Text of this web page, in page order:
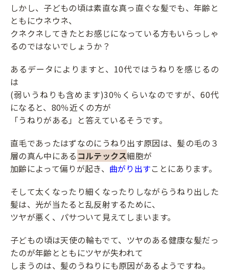
しかし、子どもの頃は素直な真っ直ぐな髪でも、年齢と
ともにウネウネ、
クネクネしてきたとお感じになっている方もいらっしゃ
るのではないでしょうか？
あるデータによりますと、10代ではうねりを感じるの
は
(弱いうねりも含めます)30％くらいなのですが、60代
になると、80％近くの方が
「うねりがある」と答えているそうです。
直毛であったはずなのにうねり出す原因は、髪の毛の３
層の真ん中にある コルテックス細胞が
加齢によって偏りが起き、 曲がり出すことにあります。
そして太くなったり細くなったりしながらうねり出した
髪は、光が当たると乱反射するために、
ツヤが悪く、パサついて見えてしまいます。
子どもの頃は天使の輪もでて、ツヤのある健康な髪だっ
たのが年齢とともにツヤが失われて
しまうのは、髪のうねりにも原因があるようですね。